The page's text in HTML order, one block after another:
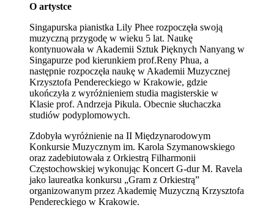
O artystce
Singapurska pianistka Lily Phee rozpoczęła swoją
muzyczną przygodę w wieku 5 lat. Naukę
kontynuowała w Akademii Sztuk Pięknych Nanyang w
Singapurze pod kierunkiem prof.Reny Phua, a
następnie rozpoczęła naukę w Akademii Muzycznej
Krzysztofa Pendereckiego w Krakowie, gdzie
ukończyła z wyróżnieniem studia magisterskie w
Klasie prof. Andrzeja Pikula. Obecnie słuchaczka
studiów podyplomowych.
Zdobyła wyróżnienie na II Międzynarodowym
Konkursie Muzycznym im. Karola Szymanowskiego
oraz zadebiutowała z Orkiestrą Filharmonii
Częstochowskiej wykonując Koncert G-dur M. Ravela
jako laureatka konkursu „Gram z Orkiestrą”
organizowanym przez Akademię Muzyczną Krzysztofa
Pendereckiego w Krakowie.